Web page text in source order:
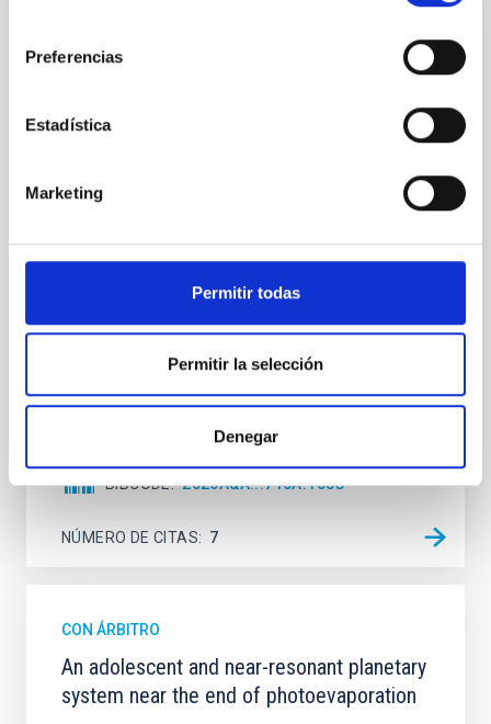
Preferencias
Estadística
Marketing
Permitir todas
Permitir la selección
Denegar
Clues to inside-out quenching in quiescent
Mg-abundance gradients from JWST-
Spatially resolved stellar populations of massive
insights into star-formation quenching and stellar
mass assembly mechanisms. Previous photometric
studies have revealed that the cores of these
spectroscopy is needed to break the age-metallicity
Fecha de publicación: 6 2026
BIBCODE 2026A&A...710A.158C
NÚMERO DE CITAS 7
CON ÁRBITRO
An adolescent and near-resonant planetary
system near the end of photoevaporation